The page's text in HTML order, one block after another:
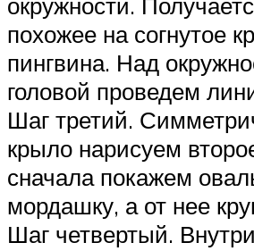
похожее на согнутое
пингвина. Над
головой проведем
Шаг третий.
крыло нарисуем
сначала покажем
мордашку, а от нее
Шаг четвертый. Внутри